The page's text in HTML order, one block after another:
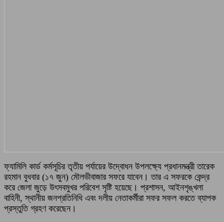
ফ্যামিলি কার্ড কর্মসূচির তৃতীয় পর্যায়ের উদ্বোধন উপলক্ষ্যে প্রধানমন্ত্রী তারেক
রহমান বুধবার (১৭ জুন) মৌলভীবাজার সফরে যাবেন। তার এ সফরকে কেন্দ্র
করে জেলা জুড়ে উৎসবমুখর পরিবেশ সৃষ্টি হয়েছে। প্রশাসন, আইনশৃঙ্খলা
বাহিনী, স্থানীয় জনপ্রতিনিধি এবং দলীয় নেতাকর্মীরা সফর সফল করতে ব্যাপক
প্রস্তুতি গ্রহণ করেছেন।